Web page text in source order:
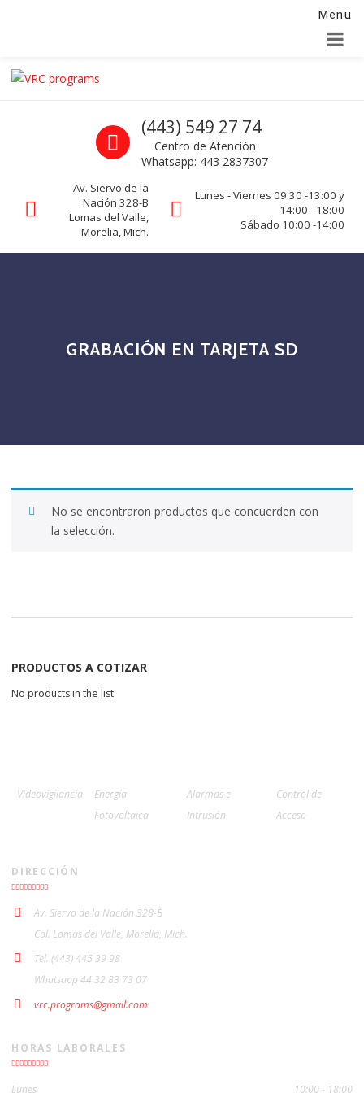
Menu
Skip to navigation
Skip to content
La seguridad de su empresa es nuestro negocio.
Call us
(443) 549 27 74
Centro de Atención
Whatsapp: 443 2837307
Av. Siervo de la
Nación 328-B
Lomas del Valle,
Morelia, Mich.
Lunes - Viernes 09:30 -13:00 y
14:00 - 18:00
Sábado 10:00 -14:00
GRABACIÓN EN TARJETA SD
No se encontraron productos que concuerden con
la selección.
PRODUCTOS A COTIZAR
No products in the list
Videovigilancia
Energía
Fotovoltaica
Alarmas e
Intrusión
Control de
Acceso
DIRECCIÓN
Av. Siervo de la Nación 328-B
Col. Lomas del Valle, Morelia, Mich.
Tel. (443) 445 39 98
Whatsapp 44 32 83 73 07
vrc.programs@gmail.com
HORAS LABORALES
Lunes 10:00 - 18:00